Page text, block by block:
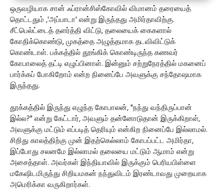
ஒருவழியாக சான் ஃப்ரான்சிஸ்கோவில் விமானம் தரையைத்
தொட்டதும் ,'அப்பாடா' என்று இருந்தது அமிர்தாவிற்கு.
சீட்பெல்ட்டைத் தளர்த்தி விட்டு, தலையைக் கைகளால்
கோதிக்கொண்டு, முகத்தை அழுத்தமாக தடவிவிட்டுக்
கொண்டாள். பக்கத்தில் தூங்கிக் கொண்டிருந்த கணவர்
கோபாலைத் தட்டி எழுப்பினாள். இன்னும் சற்றுநேரத்தில் மகனைப்
பார்க்கப் போகிறோம் என்ற நினைப்பே அவளுக்கு சந்தோஷமாக
இருந்தது.
தூக்கத்தில் இருந்து எழுந்த கோபாலன், "நந்து வந்திருப்பான்
இல்ல?" என்று கேட்டார், அவளும் தன்னோடுதான் இருக்கிறாள்,
அவளுக்கு மட்டும் எப்படித் தெரியும் என்கிற நினைப்பே இல்லாமல்.
சிறிது காலத்திற்கு முன் இதற்கெல்லாம் கோபப்பட்ட அமிர்தா,
இப்போது சலனமே இல்லாமல் தலையை மட்டும் ஆமாம் என்று
அசைத்தாள். அவர்கள் இந்தியாவில் இருக்கும் பெரியபிள்ளை
மகேஷிடமிருந்து சிறியமகன் நந்துவிடம் இரண்டாவது முறையாக
அமெரிக்கா வருகிறார்கள்.